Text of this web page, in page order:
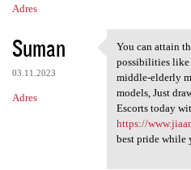
Adres
Suman
03.11.2023
Adres
You can
You can attain
possibilities like
middle-elderly
models, Just
Escorts today
https://
best pride while